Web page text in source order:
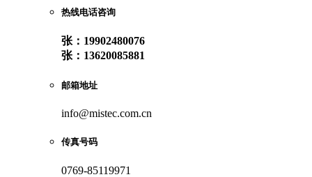
热线电话咨询
张：19902480076
张：13620085881
邮箱地址
info@mistec.com.cn
传真号码
0769-85119971